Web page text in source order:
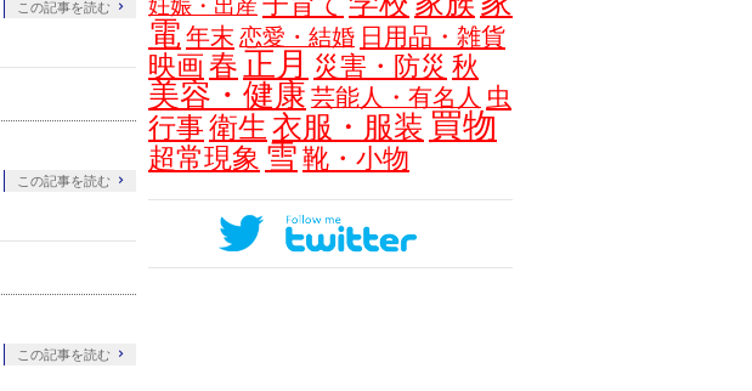
この記事を読む
この記事を読む
この記事を読む
妊娠・出産
電 年末 恋愛・結婚 日用品・雑貨
映画春 正月 災害・防災 秋
美容・健康 芸能人・有名人 虫
行事衛生 衣服・服装 買物
超常現象 雪 靴・小物